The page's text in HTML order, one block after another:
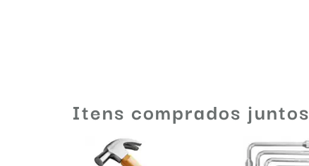
Itens comprados juntos